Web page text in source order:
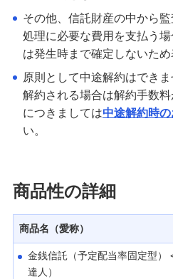
その他、信託財産の中から
処理に必要な費用を支払う
は発生時まで確定しないため
原則として中途解約はでき
解約される場合は解約手数
につきましては中途解約時の
い。
商品性の詳細
商品名（愛称）
金銭信託（予定配当率固定型）
達人）